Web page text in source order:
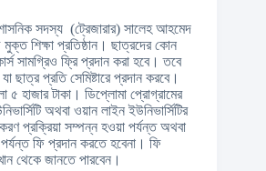
সদস্য (ট্রেজারার) সালেহ আহমেদ
শিক্ষা প্রতিষ্ঠান। ছাত্রদের কোন
সামগ্রিও ফ্রি প্রদান করা হবে। তবে
ছাত্র প্রতি সেমিষ্টারে প্রদান করবে।
৫ হাজার টাকা। ডিপ্লোমা প্রোগ্রামের
অথবা ওয়ান লাইন ইউনিভার্সিটির
প্রক্রিয়া সম্পন্ন হওয়া পর্যন্ত অথবা
পর্যন্ত ফি প্রদান করতে হবেনা। ফি
থেকে জানতে পারবেন।